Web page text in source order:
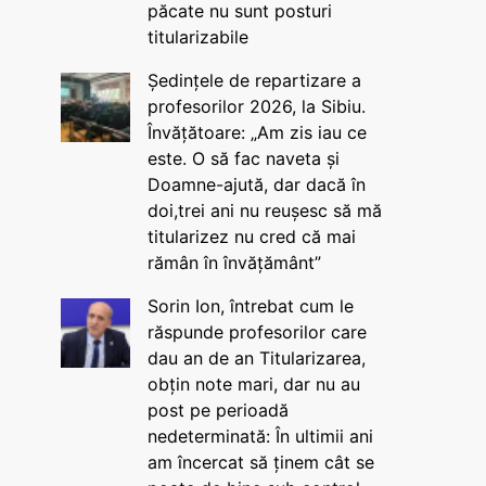
păcate nu sunt posturi
titularizabile
Ședințele de repartizare a
profesorilor 2026, la Sibiu.
Învățătoare: „Am zis iau ce
este. O să fac naveta și
Doamne-ajută, dar dacă în
doi,trei ani nu reușesc să mă
titularizez nu cred că mai
rămân în învățământ”
Sorin Ion, întrebat cum le
răspunde profesorilor care
dau an de an Titularizarea,
obțin note mari, dar nu au
post pe perioadă
nedeterminată: În ultimii ani
am încercat să ținem cât se